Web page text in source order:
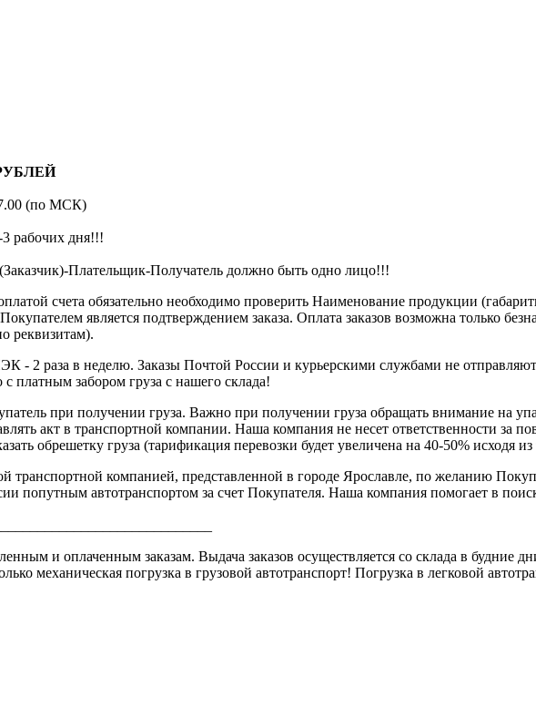
(по МСК)
3 рабочих дня!!!
Плательщик-Получатель должно быть одно лицо!!!
счета обязательно необходимо проверить Наименование продукции
является подтверждением заказа. Оплата заказов возможна только
реквизитам).
- 2 раза в неделю. Заказы Почтой России и курьерскими службами не
с платным забором груза с нашего склада!
при получении груза. Важно при получении груза обращать внимание на
акт в транспортной компании. Наша компания не несет ответственности за
обрешетку груза (тарификация перевозки будет увеличена на 40-50% исходя
компанией, представленной в городе Ярославле, по желанию
попутным автотранспортом за счет Покупателя. Наша компания помогает в
и оплаченным заказам. Выдача заказов осуществляется со склада в будние
механическая погрузка в грузовой автотранспорт! Погрузка в легковой